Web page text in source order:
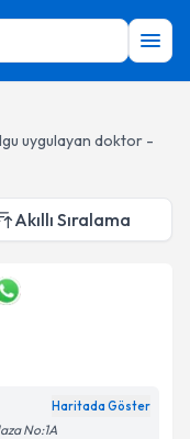
uygulayan doktor -
Akıllı Sıralama
Haritada Göster
No:1A